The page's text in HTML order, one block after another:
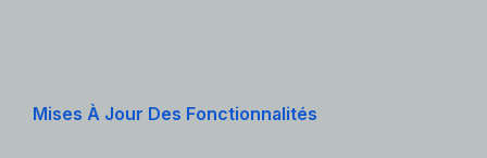
Mises À Jour Des Fonctionnalités